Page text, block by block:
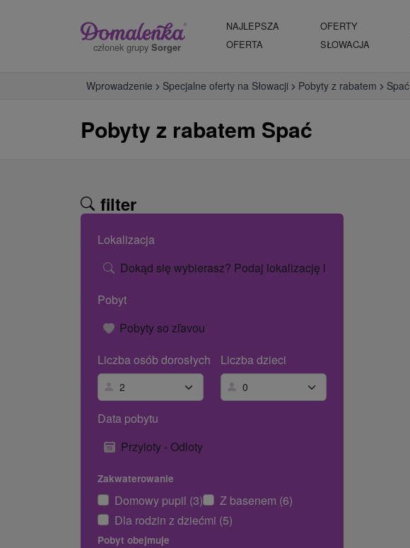
członek grupy Sorger
NAJLEPSZA
OFERTA
OFERTY
SŁOWACJA
Wprowadzenie Specjalne oferty na Słowacji Pobyty z rabatem Spać
Pobyty z rabatem Spać
filter
Lokalizacja
Dokąd się wybierasz? Podaj lokalizację lub nazwę hotelu.
Pobyt
Pobyty so zľavou
Liczba osób dorosłych
Liczba dzieci
Data pobytu
Przyloty - Odloty
Zakwaterowanie
Domowy pupil (3)
Z basenem (6)
Dla rodzin z dziećmi (5)
Pobyt obejmuje